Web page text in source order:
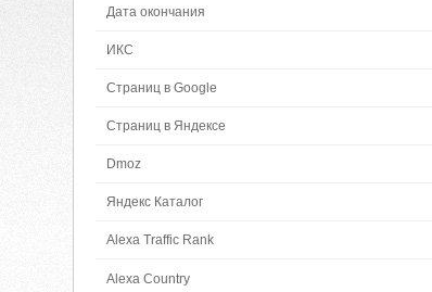
Дата окончания
ИКС
Страниц в Google
Страниц в Яндексе
Dmoz
Яндекс Каталог
Alexa Traffic Rank
Alexa Country